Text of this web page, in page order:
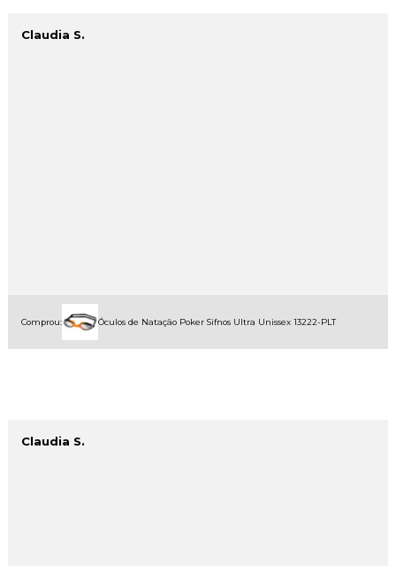
Claudia S.
Comprou: Óculos de Natação Poker Sifnos Ultra Unissex 13222-PLT
Claudia S.